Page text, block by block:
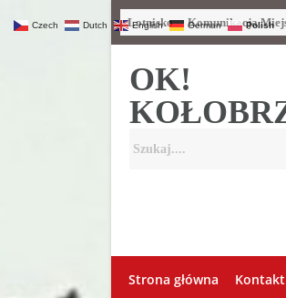
Lotnisko Komunikacja
OK!
Strona główna Kontakt
Czech Dutch English German Polish